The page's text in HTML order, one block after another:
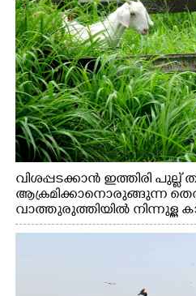
വിശപ്പടക്കാൻ ഇത്തിരി പുല്ല്
ആക്രമിക്കാനൊരുങ്ങുന്ന
വാത്തുരുത്തിയിൽ നിന്നുള്ള